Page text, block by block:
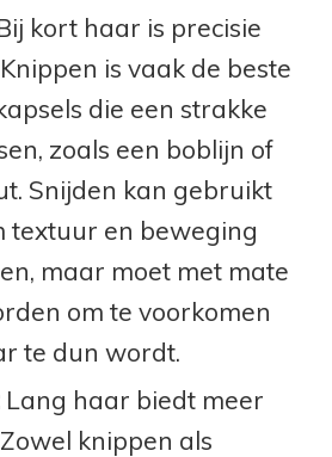
kort haar is precisie
is vaak de beste
die een strakke
zoals een boblijn of
Snijden kan gebruikt
textuur en beweging
maar moet met mate
om te voorkomen
te dun wordt.
Lang haar biedt meer
knippen als